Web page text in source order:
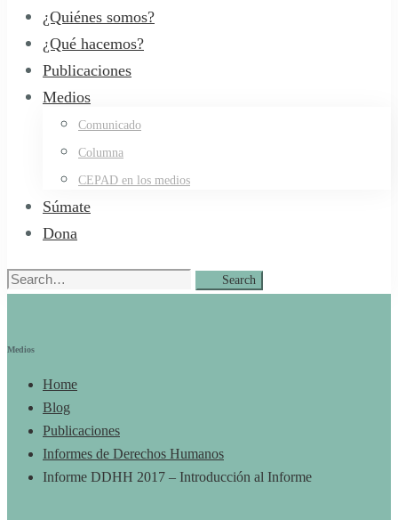
¿Quiénes somos?
¿Qué hacemos?
Publicaciones
Medios
Comunicado
Columna
CEPAD en los medios
Súmate
Dona
Search
Search
Medios
Home
Blog
Publicaciones
Informes de Derechos Humanos
Informe DDHH 2017 – Introducción al Informe